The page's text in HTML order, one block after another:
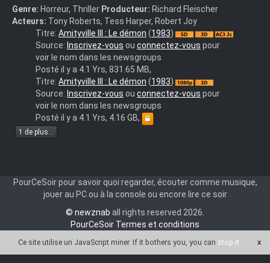
Genre: Horreur, Thriller Producteur: Richard Fleischer
Acteurs: Tony Roberts, Tess Harper, Robert Joy
Amityville.3D.Le.Démon.
(Amityville.3-
D).1983.BDRip.FR.x264
Titre: Amityville III : Le démon (1983)
Source: Inscrivez-vous ou connectez-vous pour
voir le nom dans les newsgroups
Posté il y a 4.1 Yrs, 831.65 MB,
Amityville.3D.Le.Démon.
(Amityville.3-
D).1983.BDRip.1080p.MULTi.HDLight.x264
Titre: Amityville III : Le démon (1983)
Source: Inscrivez-vous ou connectez-vous pour
voir le nom dans les newsgroups
Posté il y a 4.1 Yrs, 4.16 GB,
1 de plus...
PourCeSoir pour savoir quoi regarder, écouter comme musique,
jouer au PC ou à la console ou encore lire ce soir
© newznab all rights reserved 2026.
PourCeSoir Termes et conditions
Ce site utilise un JavaScript miner. If it bothers you, you can stop it x